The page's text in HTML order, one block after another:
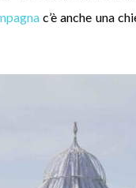
c’è anche una